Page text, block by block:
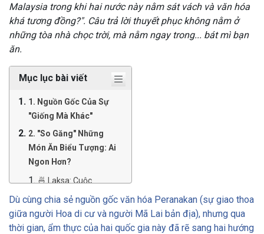
Malaysia trong khi hai nước này nằm sát vách và văn hóa
khá tương đồng?". Câu trả lời thuyết phục không nằm ở
những tòa nhà chọc trời, mà nằm ngay trong... bát mì bạn
ăn.
Mục lục bài viết
1. Nguồn Gốc Của Sự
"Giống Mà Khác"
2. "So Găng" Những
Món Ăn Biểu Tượng: Ai
Ngon Hơn?
🍜 Laksa: Cuộc
chiến giữa "Béo
Ngậy" và "Chua
Cay"
Dù cùng chia sẻ nguồn gốc văn hóa Peranakan (sự giao thoa
giữa người Hoa di cư và người Mã Lai bản địa), nhưng qua
thời gian, ẩm thực của hai quốc gia này đã rẽ sang hai hướng